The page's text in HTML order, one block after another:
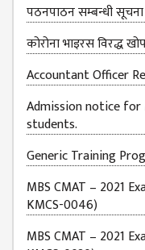
EXAMINATION
FORMS
QUESTIONNAIRE
SCHOLARSHIP
GUIDELINES
OTHERS FORM
DETAILS
KMC OFFICIAL
REPORTS
ENROLLMENT
पठनपाठन सम्बन्धी
कोरोना भाइरस विरद्ध
Accountant Officer
Admission notice for
students.
Generic Training
MBS CMAT – 2021
KMCS-0046)
MBS CMAT – 2021